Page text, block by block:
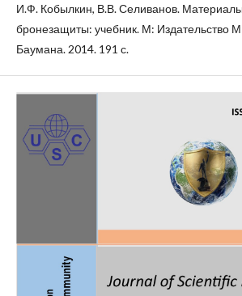
И.Ф. Кобылкин, В.В. Селиванов. Материалы
бронезащиты: учебник. М: Издательство
Баумана. 2014. 191 с.